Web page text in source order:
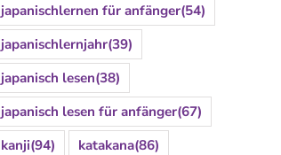
japanischlernen für anfänger(54)
japanischlernjahr(39)
japanisch lesen(38)
japanisch lesen für anfänger(67)
kanji(94) katakana(86)